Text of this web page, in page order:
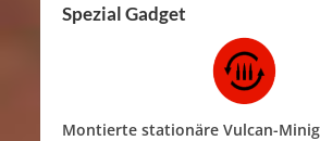
Spezial Gadget
Montierte stationäre Vulcan-